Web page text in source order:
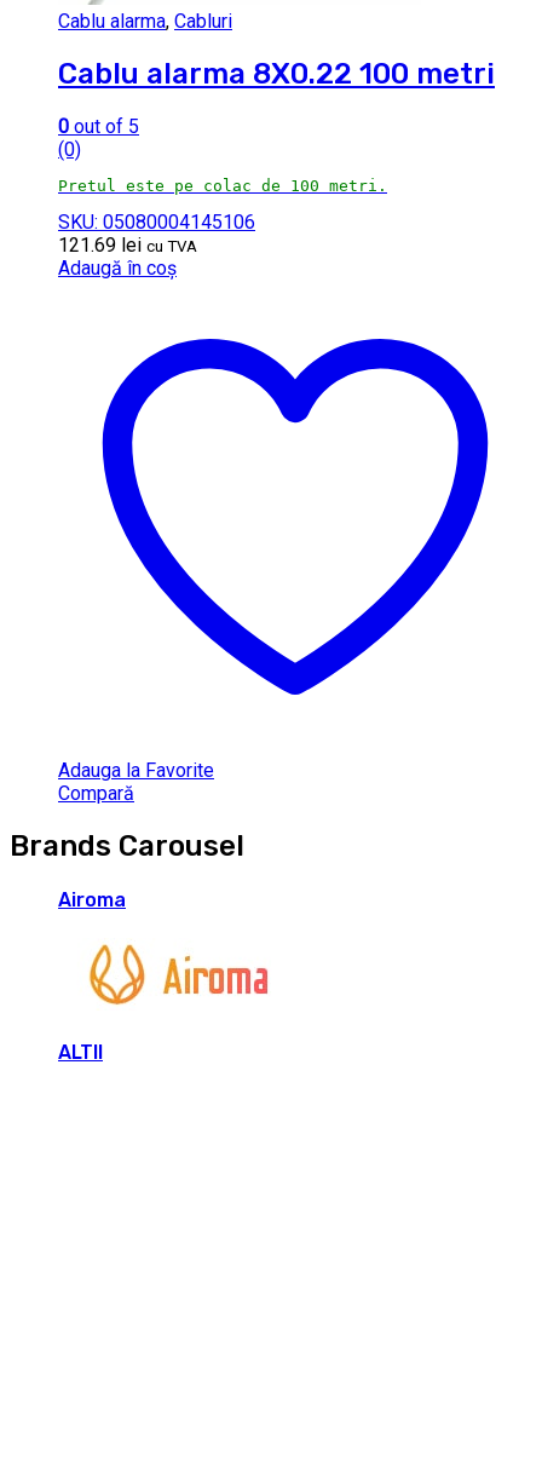
Cablu alarma, Cabluri
Cablu alarma 8X0.22 100 metri
0 out of 5
(0)
Pretul este pe colac de 100 metri.
SKU: 05080004145106
121.69 lei cu TVA
Adaugă în coș
Adauga la Favorite
Compară
Brands Carousel
Airoma
ALTII